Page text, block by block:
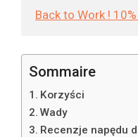
Back to Work !
Sommaire
Korzyści
Wady
Recenzje napędu